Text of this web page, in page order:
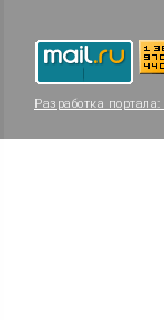
Разработка портала: